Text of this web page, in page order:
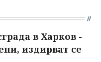
в Харков -
издирват се